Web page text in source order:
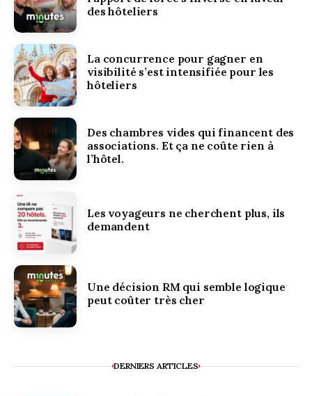
des hôteliers
La concurrence pour gagner en
visibilité s’est intensifiée pour les
hôteliers
Des chambres vides qui financent des
associations. Et ça ne coûte rien à
l’hôtel.
Les voyageurs ne cherchent plus, ils
demandent
Une décision RM qui semble logique
peut coûter très cher
DERNIERS ARTICLES